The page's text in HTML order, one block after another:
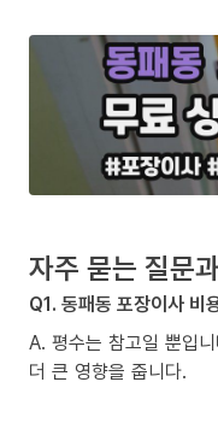
자주 묻는 질문
Q1. 동패동 포장이사 비
A. 평수는 참고일 뿐입
더 큰 영향을 줍니다.